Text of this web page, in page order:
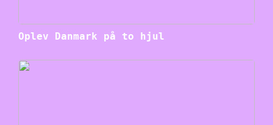
Oplev Danmark på to hjul